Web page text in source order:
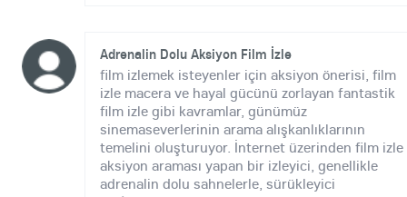
Adrenalin Dolu Aksiyon Film İzle
film izlemek isteyenler için aksiyon önerisi, film
izle macera ve hayal gücünü zorlayan fantastik
film izle gibi kavramlar, günümüz
sinemaseverlerinin arama alışkanlıklarının
temelini oluşturuyor. İnternet üzerinden film izle
aksiyon araması yapan bir izleyici, genellikle
adrenalin dolu sahnelerle, sürükleyici